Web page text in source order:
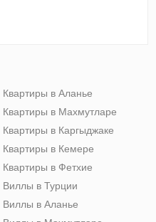
Квартиры в Аланье
Квартиры в Махмутларе
Квартиры в Каргыджаке
Квартиры в Кемере
Квартиры в Фетхие
Виллы в Турции
Виллы в Аланье